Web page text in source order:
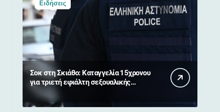
Ειδήσεις
Σοκ στη Σκιάθο: Καταγγελία 15χρονου
για τριετή εφιάλτη σεξουαλικής
κακοποίησης και εκβιασμών από
17χρονο